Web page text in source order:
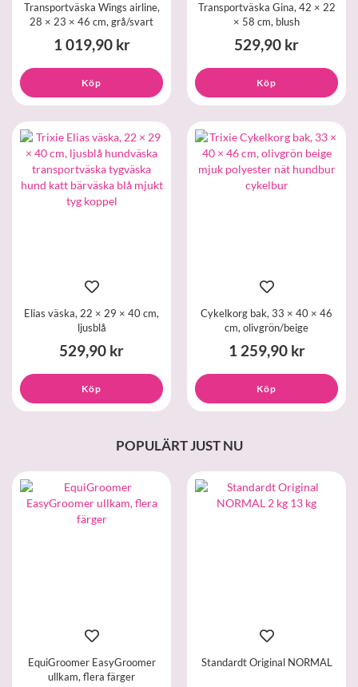
Transportväska Wings airline,
28 × 23 × 46 cm, grå/svart
1 019,90 kr
Köp
Transportväska Gina, 42 × 22
× 58 cm, blush
529,90 kr
Köp
Elias väska, 22 × 29 × 40 cm,
ljusblå
529,90 kr
Köp
Cykelkorg bak, 33 × 40 × 46
cm, olivgrön/beige
1 259,90 kr
Köp
POPULÄRT JUST NU
EquiGroomer EasyGroomer
ullkam, flera färger
Standardt Original NORMAL